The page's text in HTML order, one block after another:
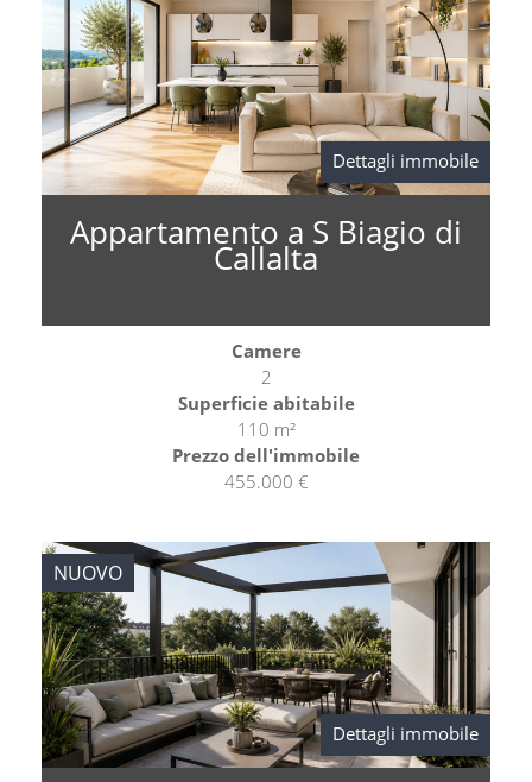
Dettagli immobile
Appartamento a S Biagio di
Callalta
Camere
2
Superficie abitabile
110 m²
Prezzo dell'immobile
455.000 €
NUOVO
Dettagli immobile